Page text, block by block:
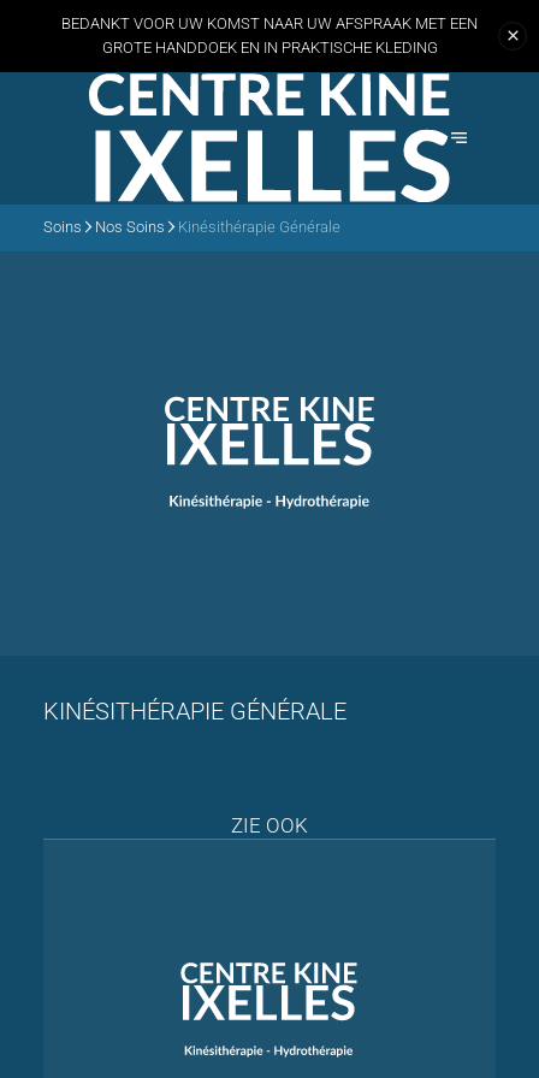
BEDANKT VOOR UW KOMST NAAR UW AFSPRAAK MET EEN
GROTE HANDDOEK EN IN PRAKTISCHE KLEDING
Soins Nos Soins Kinésithérapie Générale
KINÉSITHÉRAPIE GÉNÉRALE
ZIE OOK